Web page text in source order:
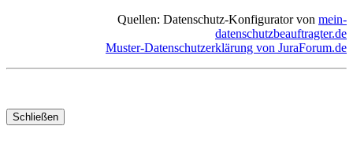
Quellen: Datenschutz-Konfigurator von mein-
datenschutzbeauftragter.de
Muster-Datenschutzerklärung von JuraForum.de
Schließen